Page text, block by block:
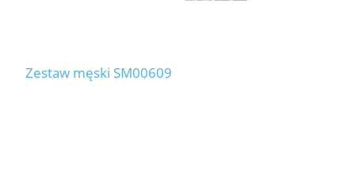
Zestaw męski SM00609